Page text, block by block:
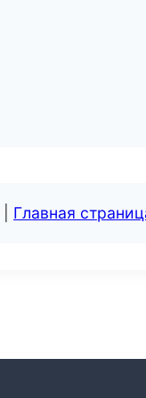
Главная